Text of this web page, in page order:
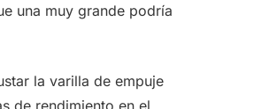
una muy grande podría
la varilla de empuje
de rendimiento en el